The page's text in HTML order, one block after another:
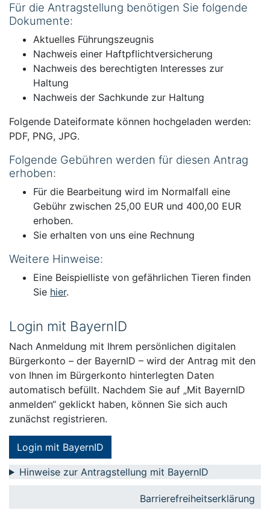
Für die Antragstellung benötigen Sie folgende
Dokumente:
Aktuelles Führungszeugnis
Nachweis einer Haftpflichtversicherung
Nachweis des berechtigten Interesses zur
Haltung
Nachweis der Sachkunde zur Haltung
Folgende Dateiformate können hochgeladen werden:
PDF, PNG, JPG.
Folgende Gebühren werden für diesen Antrag
erhoben:
Für die Bearbeitung wird im Normalfall eine
Gebühr zwischen 25,00 EUR und 400,00 EUR
erhoben.
Sie erhalten von uns eine Rechnung
Weitere Hinweise:
Eine Beispielliste von gefährlichen Tieren finden
Sie hier.
Login mit BayernID
Nach Anmeldung mit Ihrem persönlichen digitalen
Bürgerkonto – der BayernID – wird der Antrag mit den
von Ihnen im Bürgerkonto hinterlegten Daten
automatisch befüllt. Nachdem Sie auf „Mit BayernID
anmelden“ geklickt haben, können Sie sich auch
zunächst registrieren.
Login mit BayernID
Hinweise zur Antragstellung mit BayernID
Barrierefreiheitserklärung